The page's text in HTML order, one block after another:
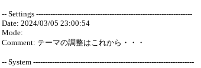
-- Settings ------------------------------------------------------------------
Date: 2024/03/05 23:00:54
Mode:
Comment: テーマの調整はこれから・・・
-- System --------------------------------------------------------------------